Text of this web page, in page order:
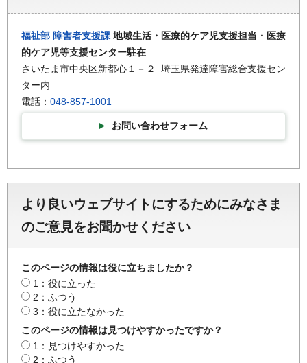
福祉部 障害者支援課 地域生活・医療的ケア児支援担当・医療
的ケア児等支援センター駐在
さいたま市中央区新都心１－２ 埼玉県発達障害総合支援セン
ター内
電話： 048-857-1001
お問い合わせフォーム
より良いウェブサイトにするためにみなさま
のご意見をお聞かせください
このページの情報は役に立ちましたか？
1：役に立った
2：ふつう
3：役に立たなかった
このページの情報は見つけやすかったですか？
1：見つけやすかった
2：ふつう